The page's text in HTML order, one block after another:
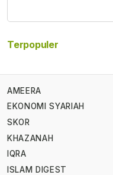
Terpopuler
AMEERA
EKONOMI SYARIAH
SKOR
KHAZANAH
IQRA
ISLAM DIGEST